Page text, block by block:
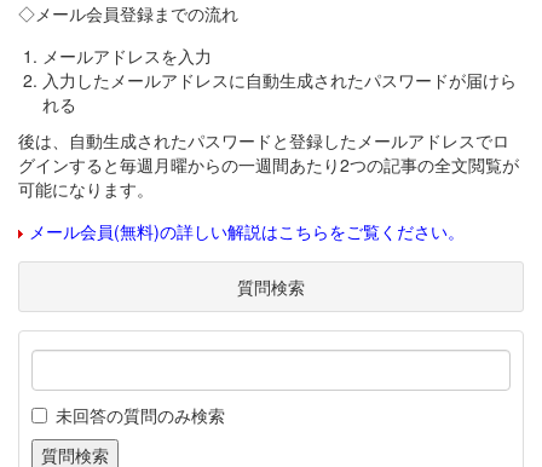
◇メール会員登録までの流れ
メールアドレスを入力
入力したメールアドレスに自動生成されたパスワードが届けら
れる
後は、自動生成されたパスワードと登録したメールアドレスでロ
グインすると毎週月曜からの一週間あたり2つの記事の全文閲覧が
可能になります。
メール会員(無料)の詳しい解説はこちらをご覧ください。
質問検索
未回答の質問のみ検索